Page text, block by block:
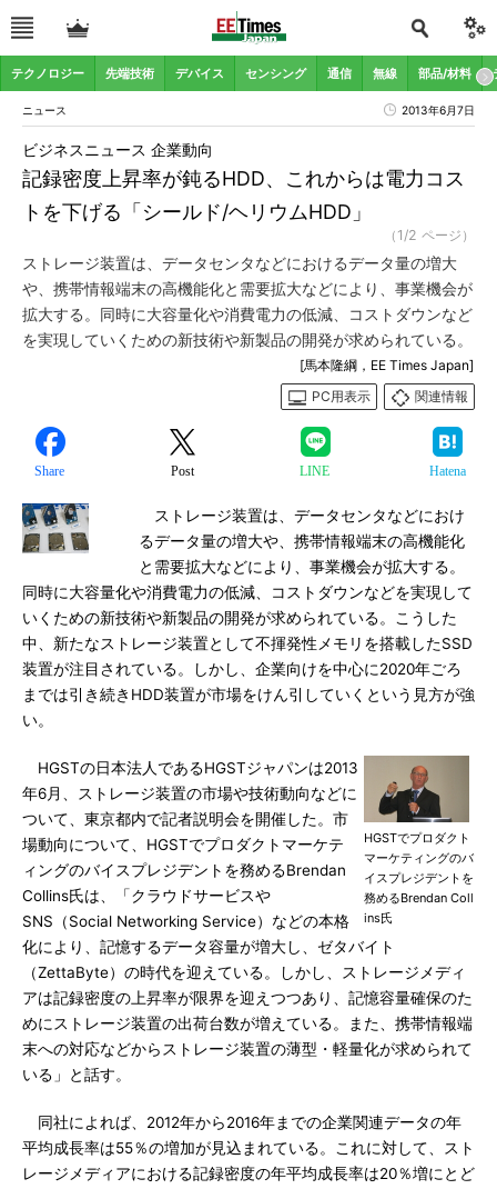
テクノロジー 先端技術 デバイス センシング 通信 無線 部品/材料
ニュース 2013年6月7日
記録密度上昇率が鈍るHDD、これからは電力コス
トを下げる「シールド/ヘリウムHDD」
ビジネスニュース 企業動向
（1/2 ページ）
ストレージ装置は、データセンタなどにおけるデータ量の増大
や、携帯情報端末の高機能化と需要拡大などにより、事業機会が
拡大する。同時に大容量化や消費電力の低減、コストダウンなど
を実現していくための新技術や新製品の開発が求められている。
[馬本隆綱，EE Times Japan]
PC用表示
関連情報
Share Post LINE Hatena
ストレージ装置は、データセンタなどにおけ
るデータ量の増大や、携帯情報端末の高機能化
と需要拡大などにより、事業機会が拡大する。
同時に大容量化や消費電力の低減、コストダウンなどを実現して
いくための新技術や新製品の開発が求められている。こうした
中、新たなストレージ装置として不揮発性メモリを搭載したSSD
装置が注目されている。しかし、企業向けを中心に2020年ごろ
までは引き続きHDD装置が市場をけん引していくという見方が強
い。
HGSTでプロダクト
マーケティングのバ
イスプレジデントを
務めるBrendan Coll
ins氏
HGSTの日本法人であるHGSTジャパンは2013
年6月、ストレージ装置の市場や技術動向などに
ついて、東京都内で記者説明会を開催した。市
場動向について、HGSTでプロダクトマーケテ
ィングのバイスプレジデントを務めるBrendan
Collins氏は、「クラウドサービスや
SNS（Social Networking Service）などの本格
化により、記憶するデータ容量が増大し、ゼタバイト
（ZettaByte）の時代を迎えている。しかし、ストレージメディ
アは記録密度の上昇率が限界を迎えつつあり、記憶容量確保のた
めにストレージ装置の出荷台数が増えている。また、携帯情報端
末への対応などからストレージ装置の薄型・軽量化が求められて
いる」と話す。
同社によれば、2012年から2016年までの企業関連データの年
平均成長率は55％の増加が見込まれている。これに対して、スト
レージメディアにおける記録密度の年平均成長率は20％増にとど